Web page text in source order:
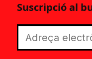
Suscripció al